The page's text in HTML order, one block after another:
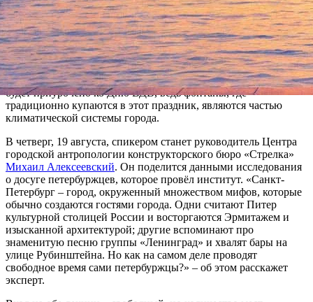
В среду, 2 августа, архитектор и научный консультант
ЮНЕСКО Вильям Вербек прочитаетлекцию о городских
водоёмахи использовании водных ресурсов. «Что такое парк
или пруд в городе? Это оазис в городских джунглях, где вы
находите спокойствие, тренируетесь, флиртуете, встречаетесь
с друзьями», – считает эксперт. Не исключено, что событие
будет приурочено ко Дню ВДВ, ведь фонтаны, где
традиционно купаются в этот праздник, являются частью
климатической системы города.
В четверг, 19 августа, спикером станет руководитель Центра
городской антропологии конструкторского бюро «Стрелка»
Михаил Алексеевский. Он поделится данными исследования
о досуге петербуржцев, которое провёл институт. «Санкт-
Петербург – город, окруженный множеством мифов, которые
обычно создаются гостями города. Одни считают Питер
культурной столицей России и восторгаются Эрмитажем и
изысканной архитектурой; другие вспоминают про
знаменитую песню группы «Ленинград» и хвалят бары на
улице Рубинштейна. Но как на самом деле проводят
свободное время сами петербуржцы?» – об этом расскажет
эксперт.